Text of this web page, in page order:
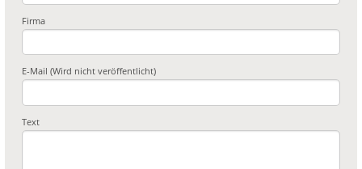
Firma
E-Mail (Wird nicht veröffentlicht)
Text